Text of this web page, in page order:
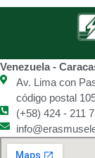
Venezuela -
Av. Lima con
código postal
(+58) 424 - 211